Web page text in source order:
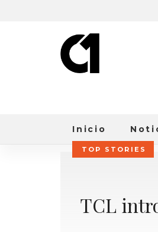
Inicio
TOP STORIES
TCL